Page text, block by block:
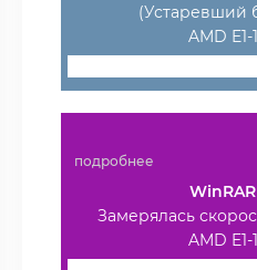
(Устаревший
AMD E1-
подробнее
Замерялась
AMD E1-